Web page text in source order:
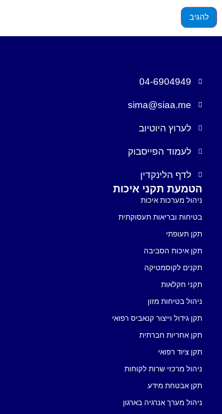
04-6904949
sima@siaa.me
לערוץ היוטיוב
לעמוד הפייסבוק
לדף הלינקדין
הטמעת תקני איכות
ניהול מערכות איכות
בטיחות ובריאות תעסוקתית
תקן תעופתי
תקן איכות הסביבה
תקנים לקוסמטיקה
תקני חקלאות
ניהול בטיחות מזון
תקן גידול וייצור קנאביס רפואי
תקן אחריות חברתית
תקן ציוד רפואי
ניהול מרכזי שרות לקוחות
תקן אבטחת מידע
ניהול מערך אנרגיה בארגון